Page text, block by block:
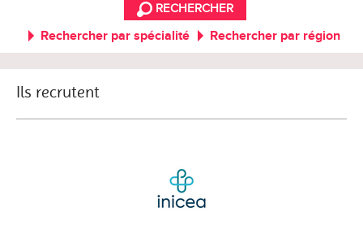
RECHERCHER
Rechercher par spécialité Rechercher par région
Ils recrutent